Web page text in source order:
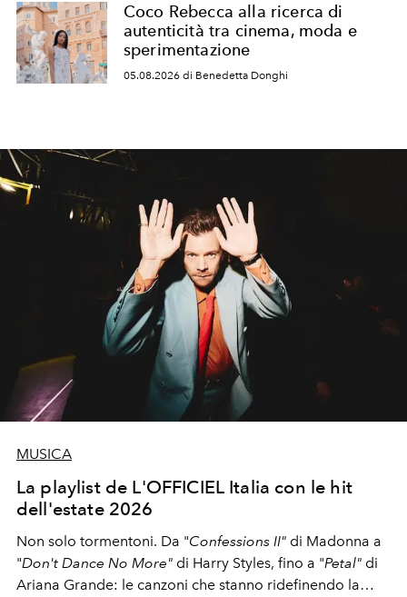
Coco Rebecca alla ricerca di
autenticità tra cinema, moda e
sperimentazione
05.08.2026 di Benedetta Donghi
MUSICA
La playlist de L'OFFICIEL Italia con le hit
dell'estate 2026
Non solo tormentoni. Da "Confessions II" di Madonna a
"Don't Dance No More" di Harry Styles, fino a "Petal" di
Ariana Grande: le canzoni che stanno ridefinendo la